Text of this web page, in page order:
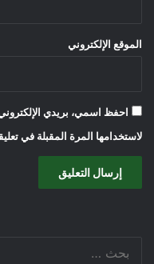
الموقع الإلكتروني
احفظ اسمي، بريدي
لاستخدامها المرة المقبلة في